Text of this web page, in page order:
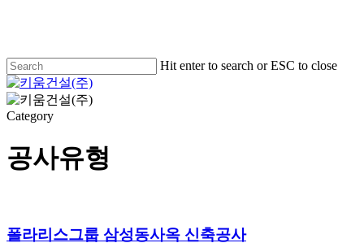
content
Hit enter to search or ESC to close
Close
Search
Menu
Category
공사유형
폴라리스그룹 삼성동사옥 신축공사